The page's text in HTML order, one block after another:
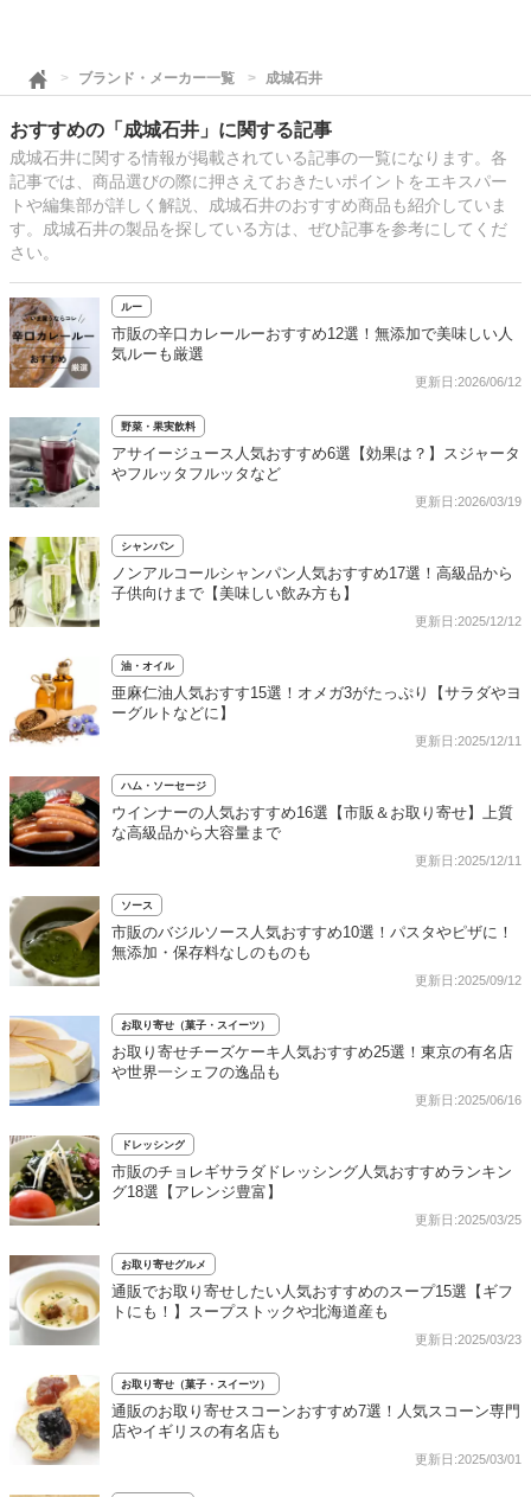
ブランド・メーカー一覧 成城石井
おすすめの「成城石井」に関する記事
成城石井に関する情報が掲載されている記事の一覧になります。各
記事では、商品選びの際に押さえておきたいポイントをエキスパー
トや編集部が詳しく解説、成城石井のおすすめ商品も紹介していま
す。成城石井の製品を探している方は、ぜひ記事を参考にしてくだ
さい。
ルー
市販の辛口カレールーおすすめ12選！無添加で美味しい人
気ルーも厳選
更新日:2026/06/12
野菜・果実飲料
アサイージュース人気おすすめ6選【効果は？】スジャータ
やフルッタフルッタなど
更新日:2026/03/19
シャンパン
ノンアルコールシャンパン人気おすすめ17選！高級品から
子供向けまで【美味しい飲み方も】
更新日:2025/12/12
油・オイル
亜麻仁油人気おすす15選！オメガ3がたっぷり【サラダやヨ
ーグルトなどに】
更新日:2025/12/11
ハム・ソーセージ
ウインナーの人気おすすめ16選【市販＆お取り寄せ】上質
な高級品から大容量まで
更新日:2025/12/11
ソース
市販のバジルソース人気おすすめ10選！パスタやピザに！
無添加・保存料なしのものも
更新日:2025/09/12
お取り寄せ（菓子・スイーツ）
お取り寄せチーズケーキ人気おすすめ25選！東京の有名店
や世界一シェフの逸品も
更新日:2025/06/16
ドレッシング
市販のチョレギサラダドレッシング人気おすすめランキン
グ18選【アレンジ豊富】
更新日:2025/03/25
お取り寄せグルメ
通販でお取り寄せしたい人気おすすめのスープ15選【ギフ
トにも！】スープストックや北海道産も
更新日:2025/03/23
お取り寄せ（菓子・スイーツ）
通販のお取り寄せスコーンおすすめ7選！人気スコーン専門
店やイギリスの有名店も
更新日:2025/03/01